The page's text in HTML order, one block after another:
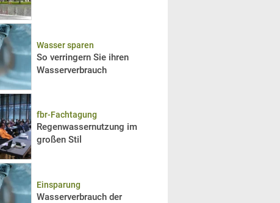
Wasser sparen
So verringern Sie ihren
Wasserverbrauch
fbr-Fachtagung
Regenwassernutzung im
großen Stil
Einsparung
Wasserverbrauch der